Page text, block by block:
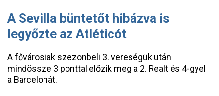
A Sevilla büntetőt hibázva is
legyőzte az Atléticót
A fővárosiak szezonbeli 3. vereségük után
mindössze 3 ponttal előzik meg a 2. Realt és 4-gyel
a Barcelonát.